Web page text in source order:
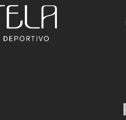
Estela Centro